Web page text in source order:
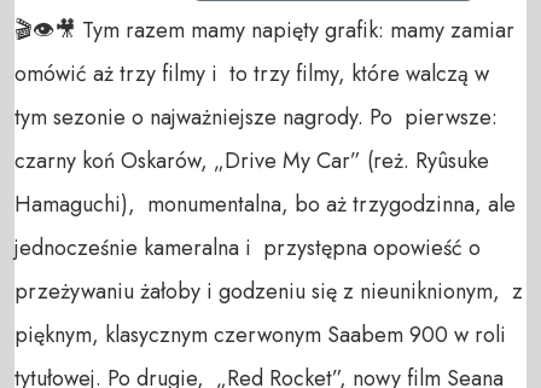
🎬👁🎥 Tym razem mamy napięty grafik: mamy zamiar
omówić aż trzy filmy i to trzy filmy, które walczą w
tym sezonie o najważniejsze nagrody. Po pierwsze:
czarny koń Oskarów, „Drive My Car” (reż. Ryûsuke
Hamaguchi), monumentalna, bo aż trzygodzinna, ale
jednocześnie kameralna i przystępna opowieść o
przeżywaniu żałoby i godzeniu się z nieuniknionym, z
pięknym, klasycznym czerwonym Saabem 900 w roli
tytułowej. Po drugie, „Red Rocket”, nowy film Seana